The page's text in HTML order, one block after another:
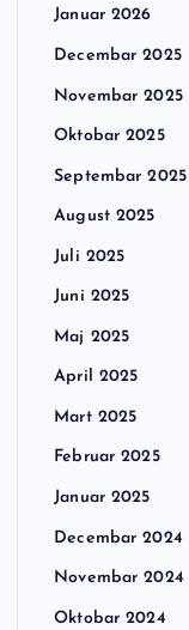
Januar 2026
Decembar 2025
Novembar 2025
Oktobar 2025
Septembar 2025
August 2025
Juli 2025
Juni 2025
Maj 2025
April 2025
Mart 2025
Februar 2025
Januar 2025
Decembar 2024
Novembar 2024
Oktobar 2024